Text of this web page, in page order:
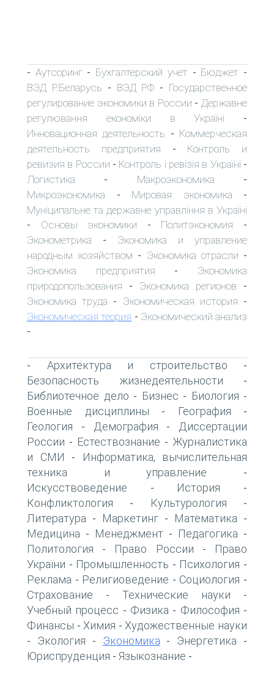
- Аутсоринг- Бухгалтерский учет - Бюджет -
ВЭД Р.Беларусь - ВЭД РФ - Государственное
регулирование экономики в России - Державне
регулювання економіки в Україні -
Инновационная деятельность - Коммерческая
деятельность предприятия - Контроль и
ревизия в России - Контроль і ревізія в Україні -
Логистика - Макроэкономика -
Микроэкономика - Мировая экономика -
Муніципальне та державне управління в Україні
- Основы экономики - Политэкономия -
Эконометрика - Экономика и управление
народным хозяйством - Экономика отрасли -
Экономика предприятия - Экономика
природопользования - Экономика регионов -
Экономика труда - Экономическая история -
Экономическая теория - Экономический анализ
-
- Архитектура и строительство -
Безопасность жизнедеятельности -
Библиотечное дело - Бизнес - Биология -
Военные дисциплины - География -
Геология - Демография -
Диссертации
России - Естествознание - Журналистика
и СМИ -
Информатика, вычислительная
техника и управление -
Искусствоведение - История -
Конфликтология - Культурология -
Литература - Маркетинг - Математика -
Медицина - Менеджмент - Педагогика -
Политология - Право России -
Право
України - Промышленность - Психология -
Реклама - Религиоведение - Социология -
Страхование - Технические науки -
Учебный процесс - Физика - Философия -
Финансы - Химия - Художественные науки
- Экология - Экономика - Энергетика -
Юриспруденция - Языкознание -